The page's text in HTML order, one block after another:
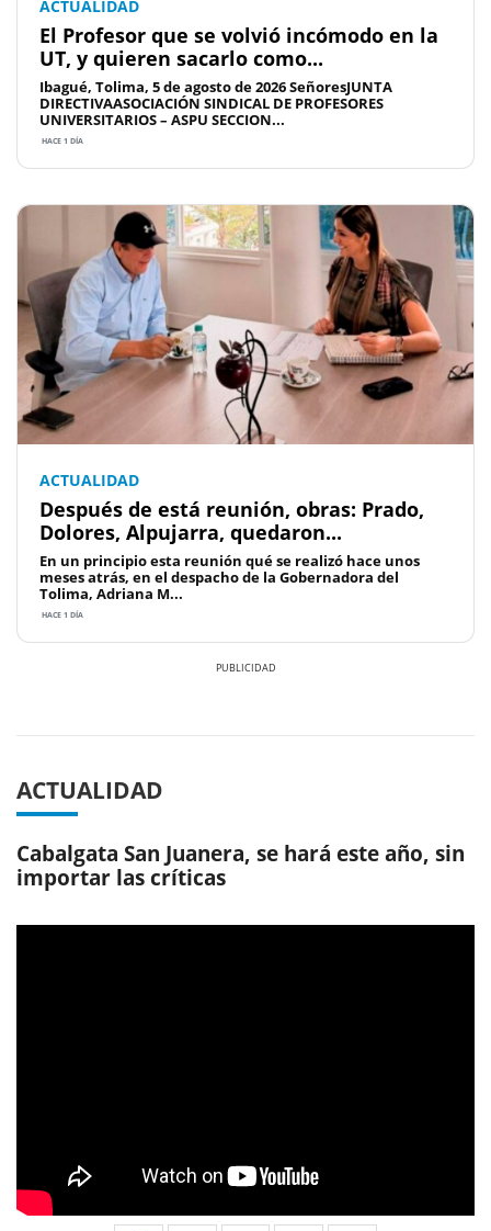
ACTUALIDAD
El Profesor que se volvió incómodo en la
UT, y quieren sacarlo como...
Ibagué, Tolima, 5 de agosto de 2026 SeñoresJUNTA
DIRECTIVAASOCIACIÓN SINDICAL DE PROFESORES
UNIVERSITARIOS – ASPU SECCION...
HACE 1 DÍA
ACTUALIDAD
Después de está reunión, obras: Prado,
Dolores, Alpujarra, quedaron...
En un principio esta reunión qué se realizó hace unos
meses atrás, en el despacho de la Gobernadora del
Tolima, Adriana M...
HACE 1 DÍA
ACTUALIDAD
Cabalgata San Juanera, se hará este año, sin
importar las críticas